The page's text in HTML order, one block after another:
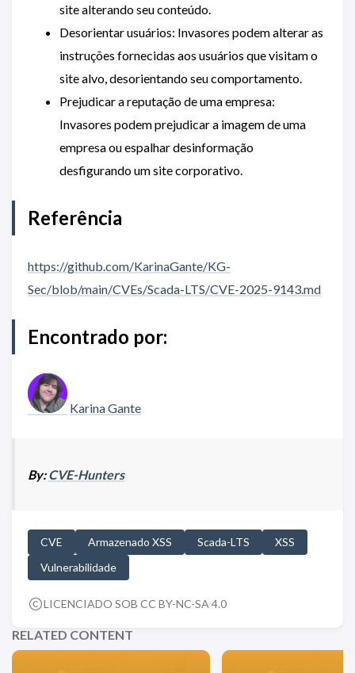
site alterando seu conteúdo.
Desorientar usuários: Invasores podem alterar as
instruções fornecidas aos usuários que visitam o
site alvo, desorientando seu comportamento.
Prejudicar a reputação de uma empresa:
Invasores podem prejudicar a imagem de uma
empresa ou espalhar desinformação
desfigurando um site corporativo.
Referência
https://github.com/KarinaGante/KG-
Sec/blob/main/CVEs/Scada-LTS/CVE-2025-9143.md
Encontrado por:
Karina Gante
By:CVE-Hunters
CVE Armazenado XSS Scada-LTS
XSS
Vulnerabilidade
LICENCIADO SOB CC BY-NC-SA 4.0
RELATED CONTENT